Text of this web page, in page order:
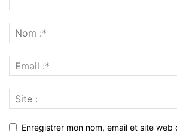
Enregistrer mon nom, email et site